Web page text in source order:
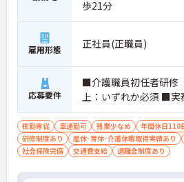
歩21分
雇用形態 正社員(正職員)
応募要件
■介護職員初任者研修
上：いずれか必須 ■実
夜勤専従 車通勤可 残業少なめ 年間休日110
研修制度あり
産休･育休･介護休暇取得実績あり
社会保険完備
交通費支給 退職金制度あり